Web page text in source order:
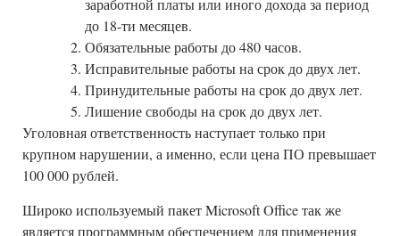
заработной платыили иного дохода за период
до 18-ти месяцев.
Обязательные работы до 480 часов.
Исправительные работы на срок до двух лет.
Принудительные работы на срок до двух лет.
Лишение свободы на срок до двух лет.
Уголовная ответственность наступает только при
крупном нарушении, а именно, если цена ПО превышает
100 000 рублей.
Широко используемый пакет Microsoft Office так же
является программным обеспечением для применения